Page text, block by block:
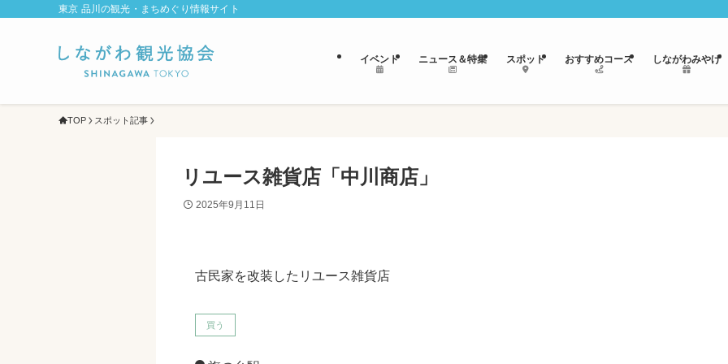
東京 品川の観光・まちめぐり情報サイト
イベント ニュース＆特集 スポット おすすめコース しながわみやげ
TOP スポット記事
リユース雑貨店「中川商店」
2025年9月11日
古民家を改装したリユース雑貨店
買う